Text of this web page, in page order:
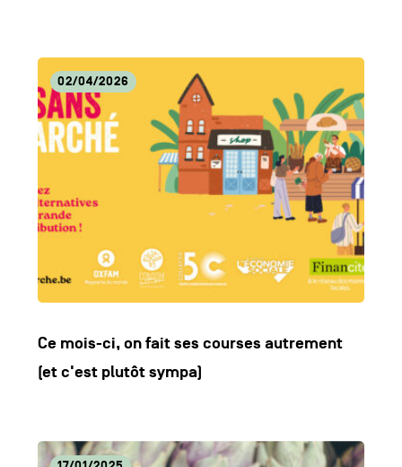
Listes
des
actualités
Ce mois-ci, on fait ses courses autrement
(et c'est plutôt sympa)
02/04/2026
Lire
l'article
Lire